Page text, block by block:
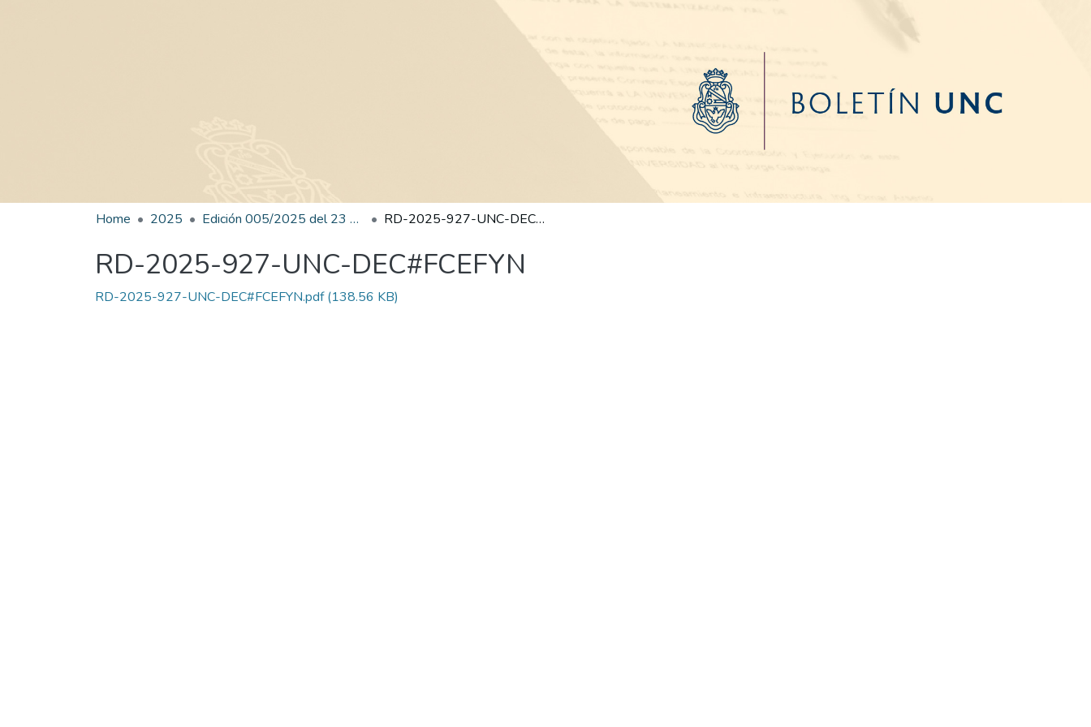
Home 2025 Edición 005/2025 del 23 de junio de 2025 RD-2025-927-UNC-DEC#FCEFYN
RD-2025-927-UNC-DEC#FCEFYN
RD-2025-927-UNC-DEC#FCEFYN.pdf(138.56 KB)